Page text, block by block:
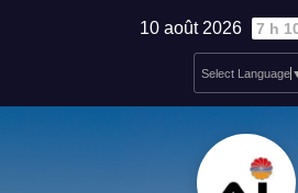
10 août 2026 7 h
Select Language